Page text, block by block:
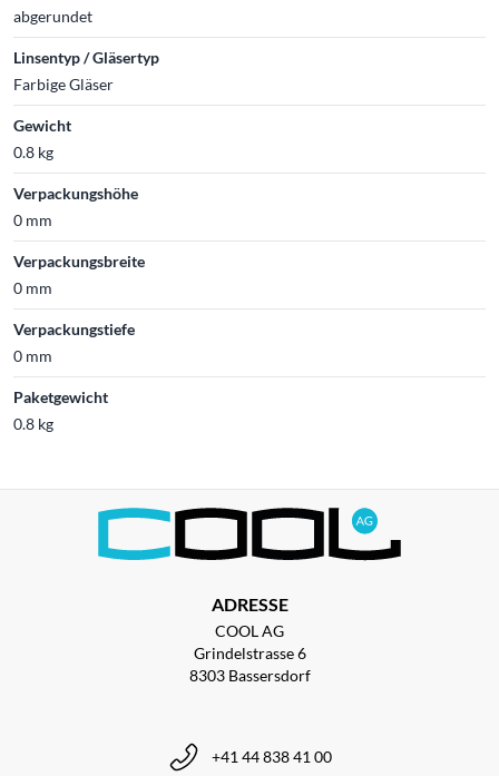
abgerundet
Linsentyp / Gläsertyp
Farbige Gläser
Gewicht
0.8 kg
Verpackungshöhe
0 mm
Verpackungsbreite
0 mm
Verpackungstiefe
0 mm
Paketgewicht
0.8 kg
ADRESSE
COOL AG
Grindelstrasse 6
8303 Bassersdorf
+41 44 838 41 00